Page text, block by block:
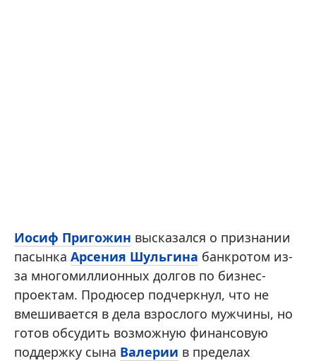
Иосиф Пригожин высказался о признании
пасынка Арсения Шульгина банкротом из-
за многомиллионных долгов по бизнес-
проектам. Продюсер подчеркнул, что не
вмешивается в дела взрослого мужчины, но
готов обсудить возможную финансовую
поддержку сына Валерии в пределах